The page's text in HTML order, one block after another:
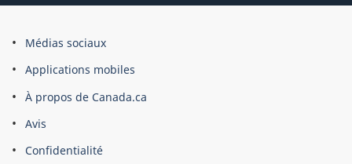
Médias sociaux
Applications mobiles
À propos de Canada.ca
Avis
Confidentialité